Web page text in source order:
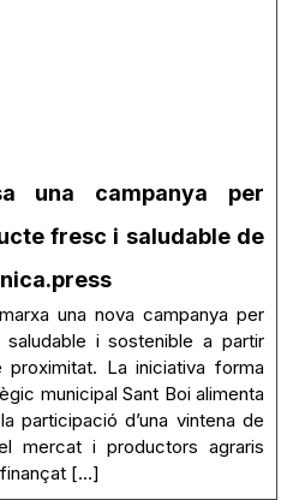
una nova campanya per
saludable i sostenible a partir
La iniciativa forma
municipal Sant Boi alimenta
participació d’una vintena de
mercat i productors agraris
[…]
per enfortir la resiliència
Notícia institucional de